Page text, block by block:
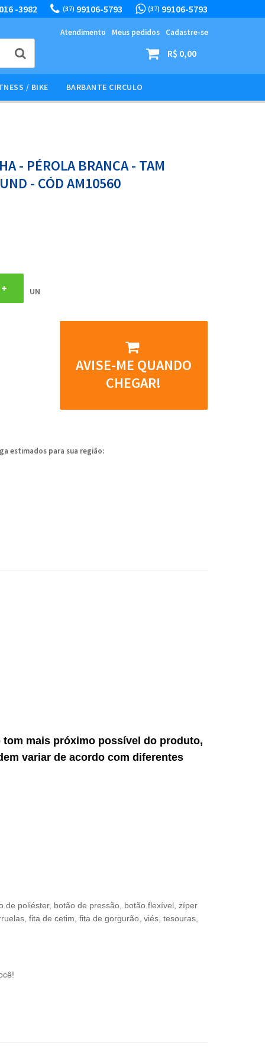
-3982 (37) 99106-5793 (37) 99106-5793
Atendimento Meus pedidos Cadastre-se
R$ 0,00
/ BIKE BARBANTE CIRCULO
- PÉROLA BRANCA - TAM
- CÓD AM10560
UN
AVISE-ME QUANDO
CHEGAR!
estimados para sua região:
mais próximo possível do produto,
variar de acordo com diferentes
poliéster, botão de pressão, botão flexível, zíper
fita de cetim, fita de gorgurão, viés, tesouras,